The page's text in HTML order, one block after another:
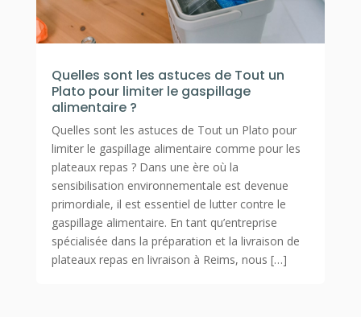
Quelles sont les astuces de Tout un
Plato pour limiter le gaspillage
alimentaire ?
Quelles sont les astuces de Tout un Plato pour
limiter le gaspillage alimentaire comme pour les
plateaux repas ? Dans une ère où la
sensibilisation environnementale est devenue
primordiale, il est essentiel de lutter contre le
gaspillage alimentaire. En tant qu’entreprise
spécialisée dans la préparation et la livraison de
plateaux repas en livraison à Reims, nous […]